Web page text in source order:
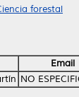
forestal
Email
NO